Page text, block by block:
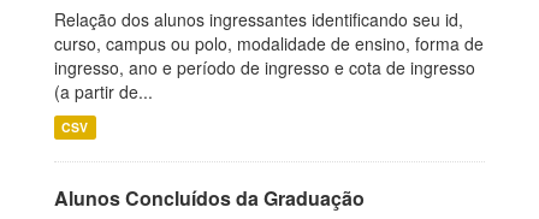
Relação dos alunos ingressantes identificando seu id,
curso, campus ou polo, modalidade de ensino, forma de
ingresso, ano e período de ingresso e cota de ingresso
(a partir de...
CSV
Alunos Concluídos da Graduação